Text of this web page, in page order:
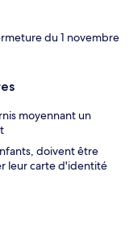
du 1 novembre
moyennant un
doivent être
leur carte d'identité